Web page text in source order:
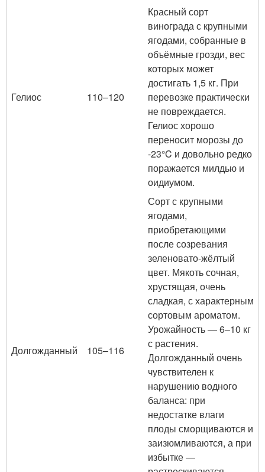
Гелиос 110–120
Красный сорт
винограда с крупными
ягодами, собранные в
объёмные грозди, вес
которых может
достигать 1,5 кг. При
перевозке практически
не повреждается.
Гелиос хорошо
переносит морозы до
-23°C и довольно редко
поражается милдью и
оидиумом.
Долгожданный 105–116
Сорт с крупными
ягодами,
приобретающими
после созревания
зеленовато-жёлтый
цвет. Мякоть сочная,
хрустящая, очень
сладкая, с характерным
сортовым ароматом.
Урожайность — 6–10 кг
с растения.
Долгожданный очень
чувствителен к
нарушению водного
баланса: при
недостатке влаги
плоды сморщиваются и
заизюмливаются, а при
избытке —